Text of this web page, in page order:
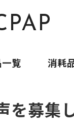
覧 消耗
を募集